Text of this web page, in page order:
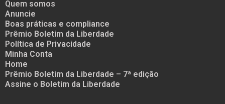
Quem somos
Anuncie
Boas práticas e compliance
Prêmio Boletim da Liberdade
Política de Privacidade
Minha Conta
Home
Prêmio Boletim da Liberdade – 7ª edição
Assine o Boletim da Liberdade